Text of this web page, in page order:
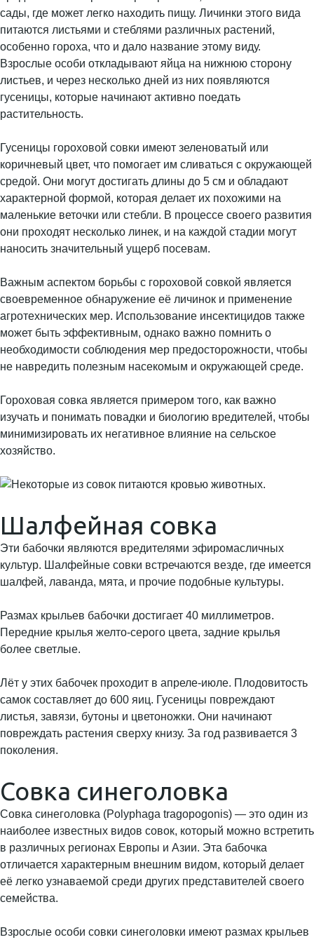
сады, где может легко находить пищу. Личинки этого вида
питаются листьями и стеблями различных растений,
особенно гороха, что и дало название этому виду.
Взрослые особи откладывают яйца на нижнюю сторону
листьев, и через несколько дней из них появляются
гусеницы, которые начинают активно поедать
растительность.
Гусеницы гороховой совки имеют зеленоватый или
коричневый цвет, что помогает им сливаться с окружающей
средой. Они могут достигать длины до 5 см и обладают
характерной формой, которая делает их похожими на
маленькие веточки или стебли. В процессе своего развития
они проходят несколько линек, и на каждой стадии могут
наносить значительный ущерб посевам.
Важным аспектом борьбы с гороховой совкой является
своевременное обнаружение её личинок и применение
агротехнических мер. Использование инсектицидов также
может быть эффективным, однако важно помнить о
необходимости соблюдения мер предосторожности, чтобы
не навредить полезным насекомым и окружающей среде.
Гороховая совка является примером того, как важно
изучать и понимать повадки и биологию вредителей, чтобы
минимизировать их негативное влияние на сельское
хозяйство.
Шалфейная совка
Эти бабочки являются вредителями эфиромасличных
культур. Шалфейные совки встречаются везде, где имеется
шалфей, лаванда, мята, и прочие подобные культуры.
Размах крыльев бабочки достигает 40 миллиметров.
Передние крылья желто-серого цвета, задние крылья
более светлые.
Лёт у этих бабочек проходит в апреле-июле. Плодовитость
самок составляет до 600 яиц. Гусеницы повреждают
листья, завязи, бутоны и цветоножки. Они начинают
повреждать растения сверху книзу. За год развивается 3
поколения.
Совка синеголовка
Совка синеголовка (Polyphaga tragopogonis) — это один из
наиболее известных видов совок, который можно встретить
в различных регионах Европы и Азии. Эта бабочка
отличается характерным внешним видом, который делает
её легко узнаваемой среди других представителей своего
семейства.
Взрослые особи совки синеголовки имеют размах крыльев